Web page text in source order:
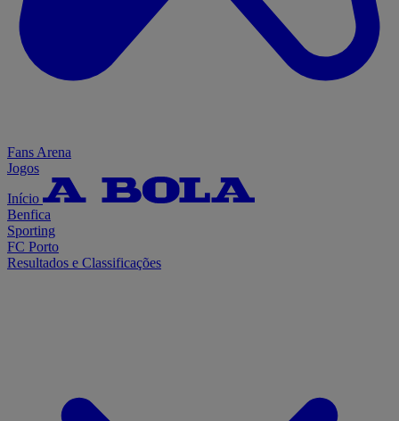
Fans Arena
Jogos
Início
Benfica
Sporting
FC Porto
Resultados e Classificações